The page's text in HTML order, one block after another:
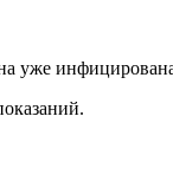
уже